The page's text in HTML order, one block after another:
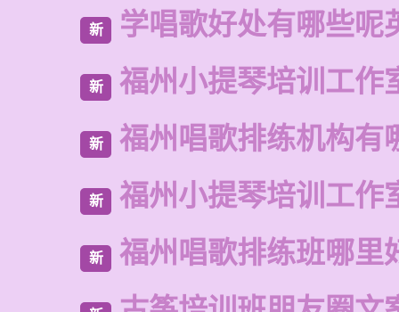
新 学唱歌好处有哪些呢
新 福州小提琴培训工作
新 福州唱歌排练机构有
新 福州小提琴培训工作
新 福州唱歌排练班哪里